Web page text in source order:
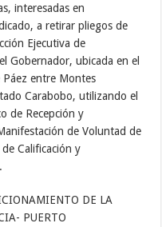
interesadas en
a retirar pliegos de
Ejecutiva de
Gobernador, ubicada en el
Páez entre Montes
Carabobo, utilizando el
de Recepción y
de Voluntad de
Calificación y
DE LA
PUERTO